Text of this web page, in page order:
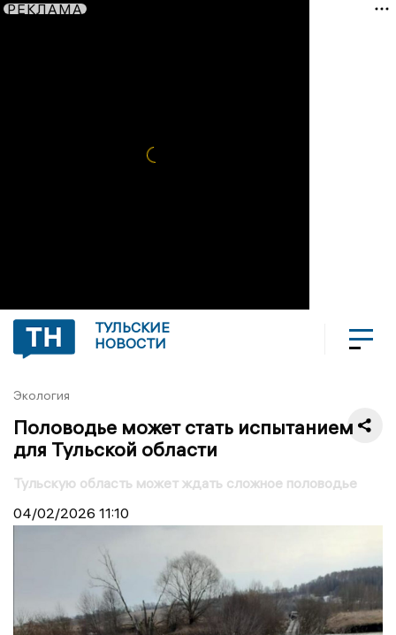
РЕКЛАМА
ТУЛЬСКИЕ
НОВОСТИ
Экология
Половодье может стать испытанием
для Тульской области
Тульскую область может ждать сложное половодье
04/02/2026 11:10